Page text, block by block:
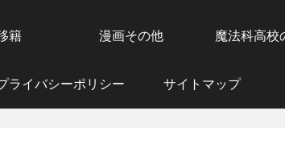
籍 漫画その他 魔法科高校
ライバシーポリシー サイトマップ